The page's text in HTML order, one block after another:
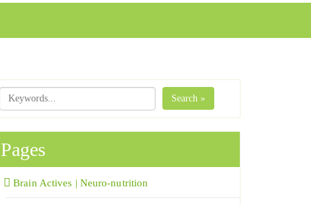
Search »
Pages
Brain Actives | Neuro-nutrition